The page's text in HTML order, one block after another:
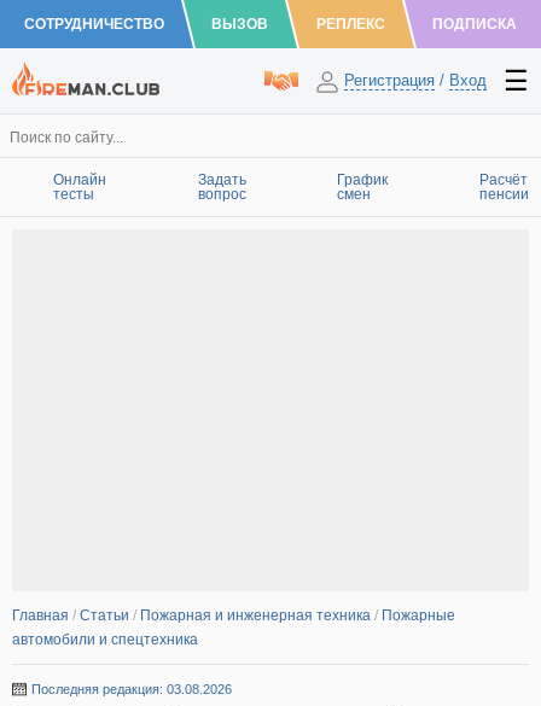
СОТРУДНИЧЕСТВО ВЫЗОВ РЕПЛЕКС ПОДПИСКА
Регистрация / Вход
Онлайн
тесты
Задать
вопрос
График
смен
Расчёт
пенсии
Главная / Статьи / Пожарная и инженерная техника / Пожарные
автомобили и спецтехника
Последняя редакция: 03.08.2026